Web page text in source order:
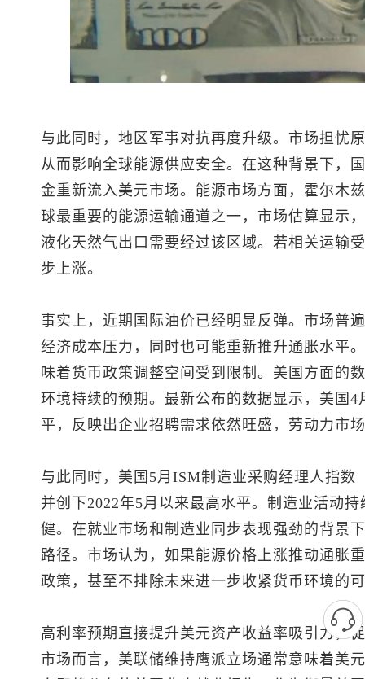
与此同时，地区军事对抗再度升级。市场担忧
从而影响全球能源供应安全。在这种背景下，
金重新流入美元市场。能源市场方面，霍尔木
球最重要的能源运输通道之一，市场估算显示
液化天然气出口需要经过该区域。若相关运输
步上涨。
事实上，近期国际油价已经明显反弹。市场普
经济成本压力，同时也可能重新推升通胀水平
味着货币政策调整空间受到限制。美国方面的
环境持续的预期。最新公布的数据显示，美国
平，反映出企业招聘需求依然旺盛，劳动力市
与此同时，美国5月ISM制造业采购经理人指数
并创下2022年5月以来最高水平。制造业活动
健。在就业市场和制造业同步表现强劲的背景
路径。市场认为，如果能源价格上涨推动通胀
政策，甚至不排除未来进一步收紧货币环境的
高利率预期直接提升美元资产收益率吸引力，
市场而言，美联储维持鹰派立场通常意味着美